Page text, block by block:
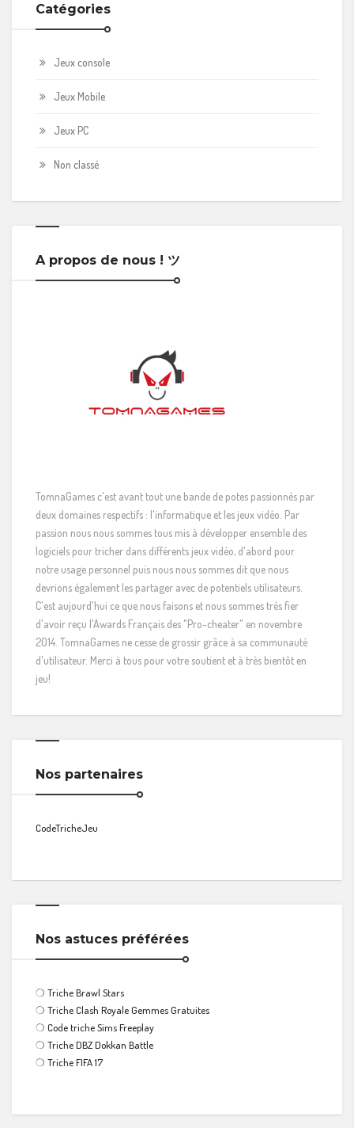
Catégories
Jeux console
Jeux Mobile
Jeux PC
Non classé
A propos de nous ! ツ
TomnaGames c'est avant tout une bande de potes passionnés par
deux domaines respectifs : l'informatique et les jeux vidéo. Par
passion nous nous sommes tous mis à développer ensemble des
logiciels pour tricher dans différents jeux vidéo, d'abord pour
notre usage personnel puis nous nous sommes dit que nous
devrions également les partager avec de potentiels utilisateurs.
C'est aujourd'hui ce que nous faisons et nous sommes très fier
d'avoir reçu l'Awards Français des "Pro-cheater" en novembre
2014. TomnaGames ne cesse de grossir grâce à sa communauté
d'utilisateur. Merci à tous pour votre soutient et à très bientôt en
jeu!
Nos partenaires
CodeTricheJeu
Nos astuces préférées
❍ Triche Brawl Stars
❍ Triche Clash Royale Gemmes Gratuites
❍ Code triche Sims Freeplay
❍ Triche DBZ Dokkan Battle
❍ Triche FIFA 17